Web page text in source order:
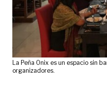
La Peña Onix es un espacio sin
organizadores.